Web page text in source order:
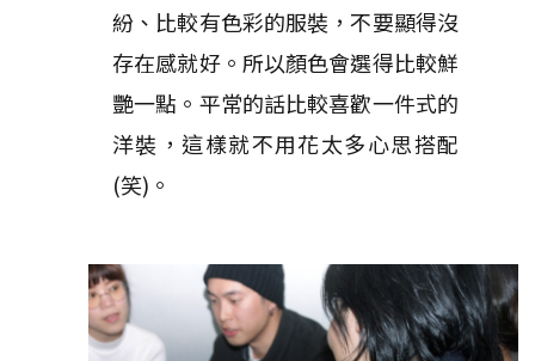
紛、比較有色彩的服裝，不要顯得沒
存在感就好。所以顏色會選得比較鮮
艷一點。平常的話比較喜歡一件式的
洋裝，這樣就不用花太多心思搭配
(笑)。